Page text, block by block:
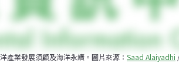
產業發展須顧及海洋永續。圖片來源： Saad Alaiyadhi